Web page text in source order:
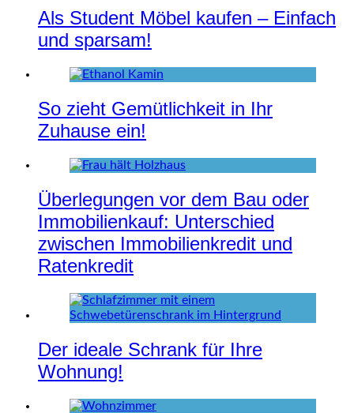
Als Student Möbel kaufen – Einfach
und sparsam!
So zieht Gemütlichkeit in Ihr
Zuhause ein!
Überlegungen vor dem Bau oder
Immobilienkauf: Unterschied
zwischen Immobilienkredit und
Ratenkredit
Der ideale Schrank für Ihre
Wohnung!